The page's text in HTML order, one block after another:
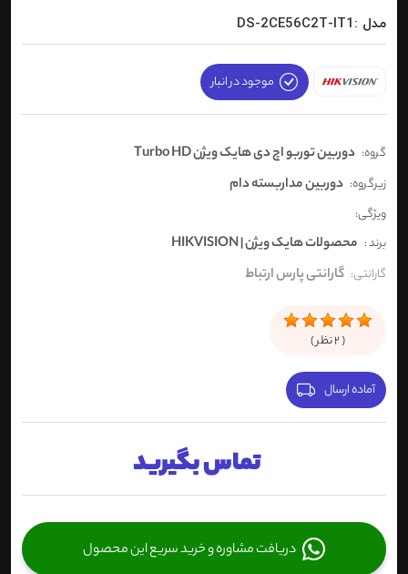
مدل :DS-2CE56C2T-IT1
موجود در انبار
گروه: دوربین توربو اچ دی هایک ویژن Turbo HD
زیرگروه: دوربین مداربسته دام
ویژگی:
برند : محصولات هایک ویژن | HIKVISION
گارانتی: گارانتی پارس ارتباط
(
2نظر )
آماده ارسال
تماس بگیرید
دریافت مشاوره و خرید سریع این محصول